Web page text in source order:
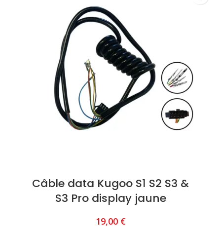
Câble data Kugoo S1 S2 S3 &
S3 Pro display jaune
19,00 €